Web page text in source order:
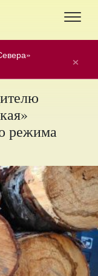
×
режима